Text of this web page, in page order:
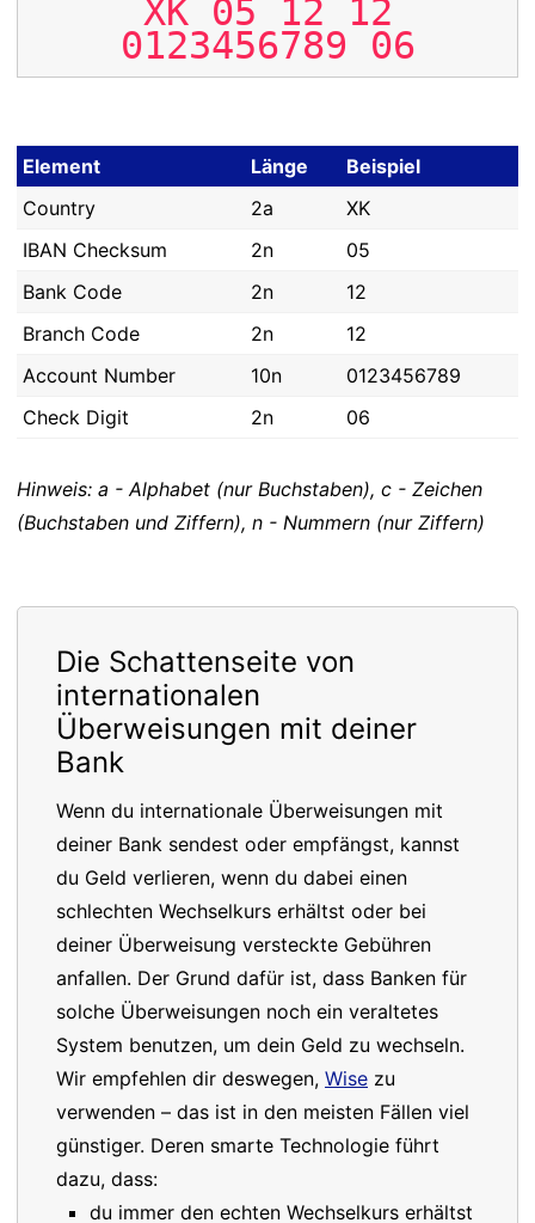
XK 05 12 12
0123456789 06
Element Länge
Beispiel
Country
2a
XK
IBAN Checksum
2n
05
Bank Code
2n
12
Branch Code
2n
12
Account Number
10n
0123456789
Check Digit
2n 06
Hinweis: a - Alphabet (nur Buchstaben), c - Zeichen
(Buchstaben und Ziffern), n - Nummern (nur Ziffern)
Die Schattenseite von
internationalen
Überweisungen mit deiner
Bank
Wenn du internationale Überweisungen mit
deiner Bank sendest oder empfängst, kannst
du Geld verlieren, wenn du dabei einen
schlechten Wechselkurs erhältst oder bei
deiner Überweisung versteckte Gebühren
anfallen. Der Grund dafür ist, dass Banken für
solche Überweisungen noch ein veraltetes
System benutzen, um dein Geld zu wechseln.
Wir empfehlen dir deswegen, Wise zu
verwenden – das ist in den meisten Fällen viel
günstiger. Deren smarte Technologie führt
dazu, dass:
du immer den echten Wechselkurs erhältst